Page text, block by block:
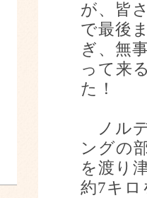
が、皆
で最後
ぎ、無
って来
た！
ノル
ングの
を渡り
約7キロ